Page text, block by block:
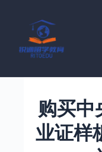
购买中
业证样